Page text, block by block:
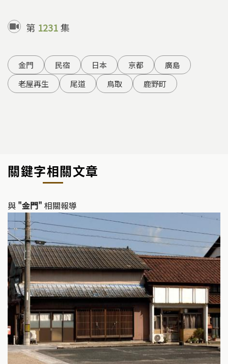
第 1231集
金門 民宿 日本 京都
廣島
老屋再生
尾道 鳥取 鹿野町
關鍵字相關文章
與 "金門" 相關報導